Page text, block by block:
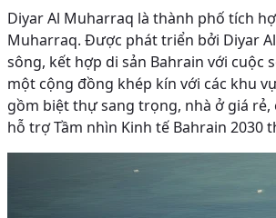
Diyar Al Muharraq là thành phố tích
Muharraq. Được phát triển bởi Diyar
sông, kết hợp di sản Bahrain với cuộc
một cộng đồng khép kín với các khu
gồm biệt thự sang trọng, nhà ở giá
hỗ trợ Tầm nhìn Kinh tế Bahrain